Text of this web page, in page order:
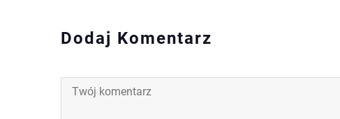
Dodaj Komentarz